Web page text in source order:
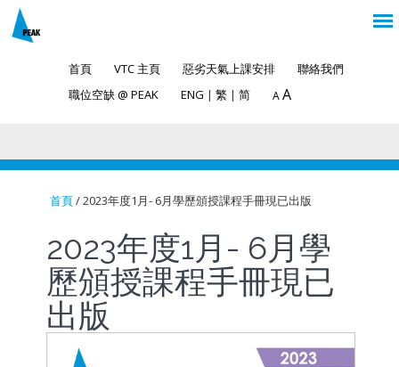
首頁 VTC 主頁 惡劣天氣上課安排
聯絡我們
職位空缺 @ PEAK
ENG | 繁 | 简 A A
You are here
首頁/ 2023年度1月- 6月學歷頒授課程手冊現已出版
2023年度1月- 6月學
歷頒授課程手冊現已
出版